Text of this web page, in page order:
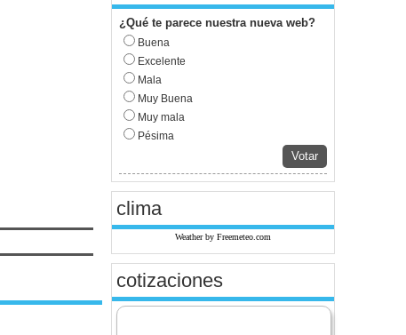
¿Qué te parece nuestra nueva web?
Buena
Excelente
Mala
Muy Buena
Muy mala
Pésima
Votar
clima
Weather by Freemeteo.com
cotizaciones